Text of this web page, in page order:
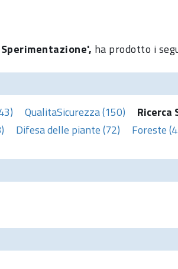
ha prodotto i
QualitaSicurezza (150) Ricerca
Difesa delle piante (72) Foreste